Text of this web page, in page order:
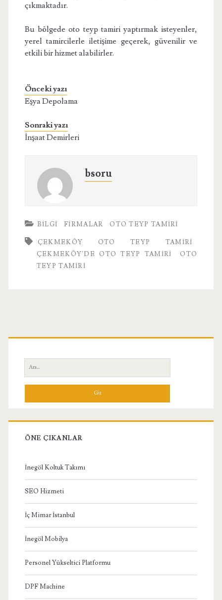
çıkmaktadır.
Bu bölgede oto teyp tamiri yaptırmak isteyenler,
yerel tamircilerle iletişime geçerek, güvenilir ve
etkili bir hizmet alabilirler.
Önceki yazı
Eşya Depolama
Sonraki yazı
İnşaat Demirleri
bsoru
BILGI FIRMALAR OTO TEYP TAMIRI
ÇEKMEKÖY OTO TEYP TAMIRI
ÇEKMEKÖY'DE OTO TEYP TAMIRI
OTO
TEYP TAMIRI
Birincil
Yan
Menü
Ara:
ÖNE ÇIKANLAR
İnegöl Koltuk Takımı
SEO Hizmeti
İç Mimar İstanbul
İnegöl Mobilya
Personel Yükseltici Platformu
DPF Machine